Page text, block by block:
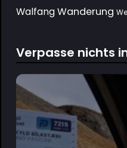
Walfang Wanderung
Verpasse nichts